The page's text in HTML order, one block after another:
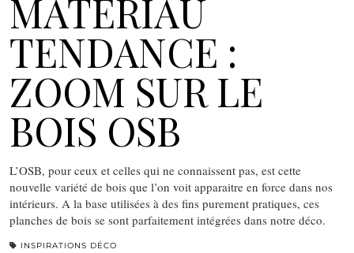
MATERIAU
TENDANCE :
ZOOM SUR LE
BOIS OSB
L’OSB, pour ceux et celles qui ne connaissent pas, est cette
nouvelle variété de bois que l’on voit apparaitre en force dans nos
intérieurs. A la base utilisées à des fins purement pratiques, ces
planches de bois se sont parfaitement intégrées dans notre déco.
INSPIRATIONS DÉCO